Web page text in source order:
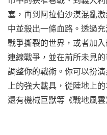
塞，再到阿拉伯沙漠混亂
中並殺出一條血路。透過
戰爭撕裂的世界，或者加
連線戰爭，並在前所未見
調整你的戰術。你可以扮
上的強大載具，從陸地上
還有機械巨獸等《戰地風